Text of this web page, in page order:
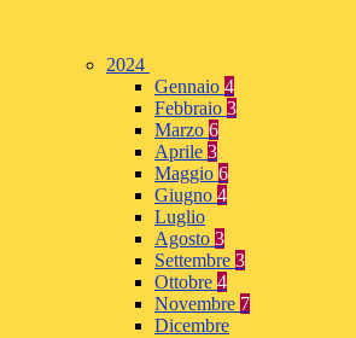
2024
Gennaio 4
Febbraio 3
Marzo 6
Aprile 3
Maggio 6
Giugno 4
Luglio
Agosto 3
Settembre 3
Ottobre 4
Novembre 7
Dicembre